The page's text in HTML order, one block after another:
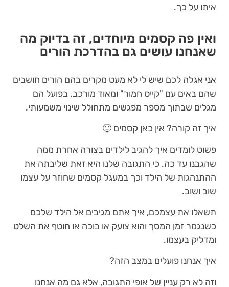
איתו על כך.
ואין פה קסמים מיוחדים, זה בדיוק מה
שאנחנו עושים גם בהדרכת הורים
אני אגלה לכם שיש לי לא מעט מקרים בהם הורים חושבים
שהם באים עם "קייס חמור" ומאוד מורכב. בפועל הם
מגלים שבתוך מספר מפגשים מתחולל שינוי משמעותי.
איך זה קורה? אין כאן קסמים 🙂
פשוט לומדים איך להגיב לילדים בצורה אחרת ממה
שהגבנו עד כה. כי התגובה שלנו היא זאת שליבתה את
ההתנהגות של הילד וכך במעגל קסמים שחוזר על עצמו
שוב ושוב.
תשאלו את עצמכם, איך אתם מגיבים אל הילד שלכם
כשנגמר זמן המסך והוא צועק או בוכה או חוטף את השלט
ומדליק בעצמו.
איך אנחנו פועלים במצב הזה?
וזה לא רק עניין של אופי התגובה, אלא גם מה אנחנו